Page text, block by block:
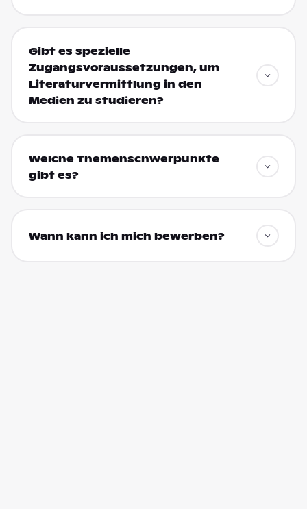
Gibt es spezielle
Zugangsvoraussetzungen, um
Literaturvermittlung in den
Medien zu studieren?
Welche Themenschwerpunkte
gibt es?
Wann kann ich mich bewerben?